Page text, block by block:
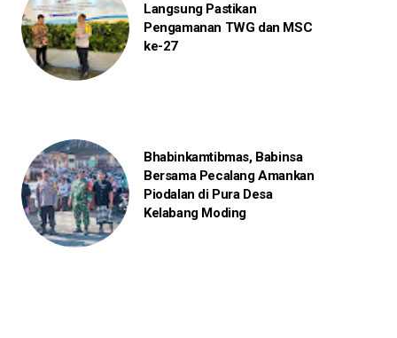
Langsung Pastikan
Pengamanan TWG dan MSC
ke-27
Bhabinkamtibmas, Babinsa
Bersama Pecalang Amankan
Piodalan di Pura Desa
Kelabang Moding